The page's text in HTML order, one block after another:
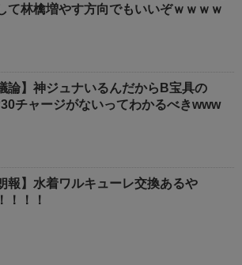
て林檎増やす方向でもいいぞｗｗｗｗ
論】神ジュナいるんだからB宝具の
チャージがないってわかるべきwww
報】水着ワルキューレ交換あるや
！！！